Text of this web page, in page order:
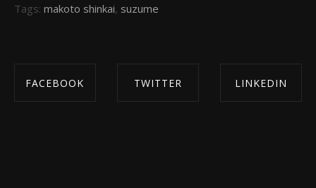
Tags: makoto shinkai, suzume
FACEBOOK TWITTER LINKEDIN